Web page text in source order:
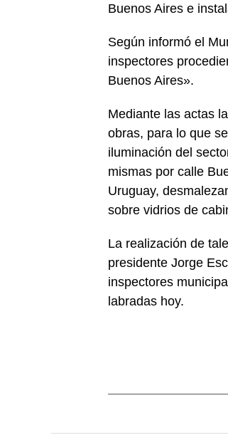
Buenos Aires e
Según informó el
inspectores
Buenos Aires».
Mediante las actas
obras, para lo que
iluminación del
mismas por calle
Uruguay,
sobre vidrios de
La realización de
presidente Jorge
inspectores
labradas hoy.